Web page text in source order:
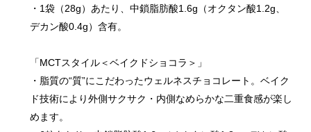
・1袋（28g）あたり、中鎖脂肪酸1.6g（オクタン酸1.2g、
デカン酸0.4g）含有。
「MCTスタイル＜ベイクドショコラ＞」
・脂質の“質”にこだわったウェルネスチョコレート。ベイク
ド技術により外側サクサク・内側なめらかな二重食感が楽し
めます。